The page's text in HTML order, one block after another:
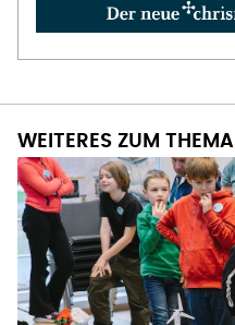
WEITERES ZUM THEMA